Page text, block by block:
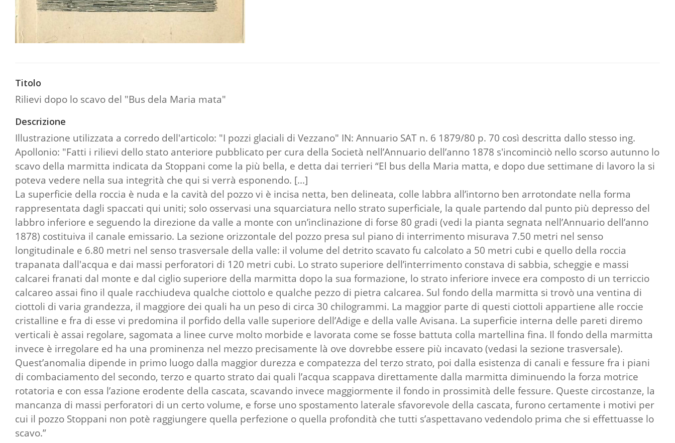
Titolo
Rilievi dopo lo scavo del "Bus dela Maria mata"
Descrizione
Illustrazione utilizzata a corredo dell'articolo: "I pozzi glaciali di Vezzano" IN: Annuario SAT n. 6 1879/80 p. 70 così descritta dallo stesso ing.
Apollonio: "Fatti i rilievi dello stato anteriore pubblicato per cura della Società nell’Annuario dell’anno 1878 s'incominciò nello scorso autunno lo
scavo della marmitta indicata da Stoppani come la più bella, e detta dai terrieri “El bus della Maria matta, e dopo due settimane di lavoro la si
poteva vedere nella sua integrità che qui si verrà esponendo. [...]
La superficie della roccia è nuda e la cavità del pozzo vi è incisa netta, ben delineata, colle labbra all’intorno ben arrotondate nella forma
rappresentata dagli spaccati qui uniti; solo osservasi una squarciatura nello strato superficiale, la quale partendo dal punto più depresso del
labbro inferiore e seguendo la direzione da valle a monte con un’inclinazione di forse 80 gradi (vedi la pianta segnata nell’Annuario dell’anno
1878) costituiva il canale emissario. La sezione orizzontale del pozzo presa sul piano di interrimento misurava 7.50 metri nel senso
longitudinale e 6.80 metri nel senso trasversale della valle: il volume del detrito scavato fu calcolato a 50 metri cubi e quello della roccia
trapanata dall'acqua e dai massi perforatori di 120 metri cubi. Lo strato superiore dell’interrimento constava di sabbia, scheggie e massi
calcarei franati dal monte e dal ciglio superiore della marmitta dopo la sua formazione, lo strato inferiore invece era composto di un terriccio
calcareo assai fino il quale racchiudeva qualche ciottolo e qualche pezzo di pietra calcarea. Sul fondo della marmitta si trovò una ventina di
ciottoli di varia grandezza, il maggiore dei quali ha un peso di circa 30 chilogrammi. La maggior parte di questi ciottoli appartiene alle roccie
cristalline e fra di esse vi predomina il porfido della valle superiore dell’Adige e della valle Avisana. La superficie interna delle pareti diremo
verticali è assai regolare, sagomata a linee curve molto morbide e lavorata come se fosse battuta colla martellina fina. Il fondo della marmitta
invece è irregolare ed ha una prominenza nel mezzo precisamente là ove dovrebbe essere più incavato (vedasi la sezione trasversale).
Quest’anomalia dipende in primo luogo dalla maggior durezza e compatezza del terzo strato, poi dalla esistenza di canali e fessure fra i piani
di combaciamento del secondo, terzo e quarto strato dai quali l’acqua scappava direttamente dalla marmitta diminuendo la forza motrice
rotatoria e con essa l’azione erodente della cascata, scavando invece maggiormente il fondo in prossimità delle fessure. Queste circostanze, la
mancanza di massi perforatori di un certo volume, e forse uno spostamento laterale sfavorevole della cascata, furono certamente i motivi per
cui il pozzo Stoppani non potè raggiungere quella perfezione o quella profondità che tutti s’aspettavano vedendolo prima che si effettuasse lo
scavo.”